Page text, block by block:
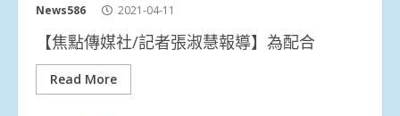
News586 2021-04-11
【焦點傳媒社/記者張淑慧報導】為配合
Read More